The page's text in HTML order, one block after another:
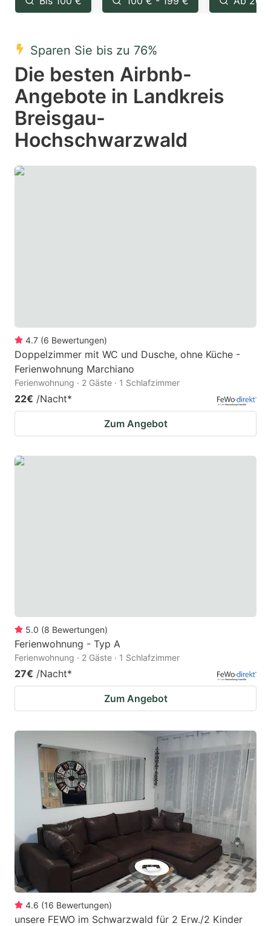
question
key
to
get
the
keyboard
shortcuts
for
question
to
get
the
shortcuts
for
Sparen Sie bis zu 76%
Die besten Airbnb-
Angebote in Landkreis
Breisgau-
Hochschwarzwald
4.7 (6 Bewertungen)
Doppelzimmer mit WC und Dusche, ohne Küche -
Ferienwohnung Marchiano
Ferienwohnung · 2 Gäste · 1 Schlafzimmer
22€ /Nacht*
Zum Angebot
5.0 (8 Bewertungen)
Ferienwohnung - Typ A
Ferienwohnung · 2 Gäste · 1 Schlafzimmer
27€ /Nacht*
Zum Angebot
4.6 (16 Bewertungen)
unsere FEWO im Schwarzwald für 2 Erw./2 Kinder